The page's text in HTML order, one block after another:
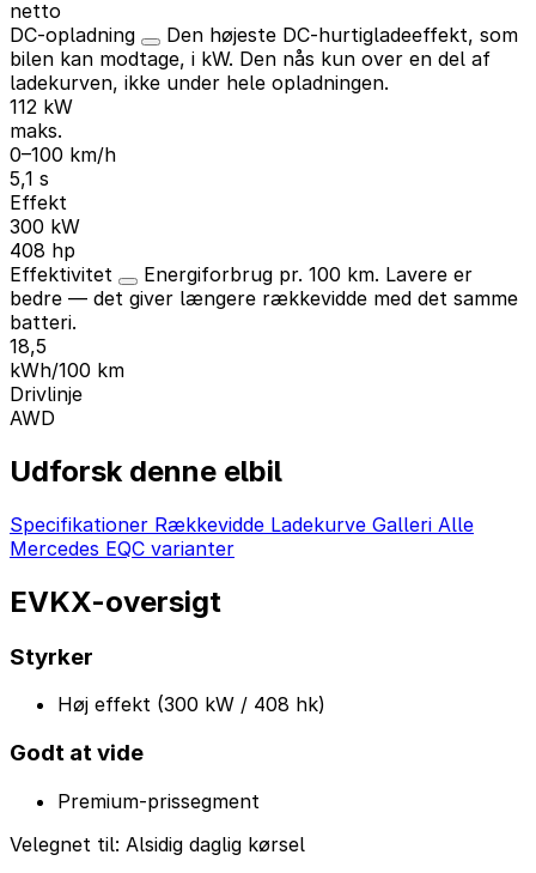
netto
DC-opladning
Den højeste DC-hurtigladeeffekt, som
bilen kan modtage, i kW. Den nås kun over en del af
ladekurven, ikke under hele opladningen.
112 kW
maks.
0–100 km/h
5,1 s
Effekt
300 kW
408 hp
Effektivitet
Energiforbrug pr. 100 km. Lavere er
bedre — det giver længere rækkevidde med det samme
batteri.
18,5
kWh/100 km
Drivlinje
AWD
Udforsk denne elbil
Specifikationer Rækkevidde Ladekurve Galleri Alle
Mercedes EQC varianter
EVKX-oversigt
Styrker
Høj effekt (300 kW / 408 hk)
Godt at vide
Premium-prissegment
Velegnet til: Alsidig daglig kørsel